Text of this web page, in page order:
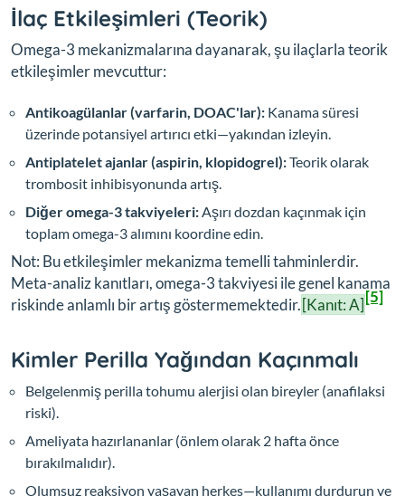
İlaç Etkileşimleri (Teorik)
Omega-3 mekanizmalarına dayanarak, şu ilaçlarla teorik
etkileşimler mevcuttur:
Antikoagülanlar (varfarin, DOAC'lar): Kanama süresi
üzerinde potansiyel artırıcı etki—yakından izleyin.
Antiplatelet ajanlar (aspirin, klopidogrel):Teorik olarak
trombosit inhibisyonunda artış.
Diğer omega-3 takviyeleri: Aşırı dozdan kaçınmak için
toplam omega-3 alımını koordine edin.
Not: Bu etkileşimler mekanizma temelli tahminlerdir.
Meta-analiz kanıtları, omega-3 takviyesi ile genel kanama
riskinde anlamlı bir artış göstermemektedir.[Kanıt: A][5]
Kimler Perilla Yağından Kaçınmalı
Belgelenmiş perilla tohumu alerjisi olan bireyler (anafilaksi
riski).
Ameliyata hazırlananlar (önlem olarak 2 hafta önce
bırakılmalıdır).
Olumsuz reaksiyon yaşayan herkes—kullanımı durdurun ve